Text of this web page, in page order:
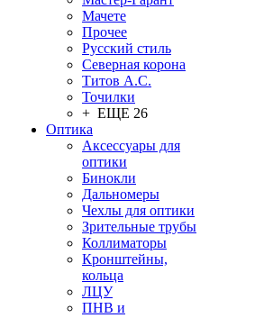
Мачете
Прочее
Русский стиль
Северная корона
Титов А.С.
Точилки
+ ЕЩЕ 26
Оптика
Аксессуары для
оптики
Бинокли
Дальномеры
Чехлы для оптики
Зрительные трубы
Коллиматоры
Кронштейны,
кольца
ЛЦУ
ПНВ и